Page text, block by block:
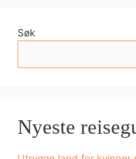
Søk
Nyeste